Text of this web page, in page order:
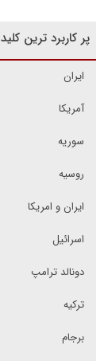
پر کاربرد ترین
ایران
آمریکا
سوریه
روسیه
ایران و امریکا
اسرائیل
دونالد ترامپ
ترکیه
برجام